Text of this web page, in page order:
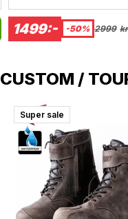
1499:- -50% 2999 kr
CUSTOM /
Super sale